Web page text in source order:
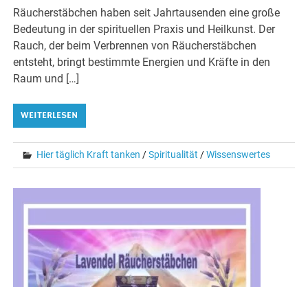
Räucherstäbchen haben seit Jahrtausenden eine große
Bedeutung in der spirituellen Praxis und Heilkunst. Der
Rauch, der beim Verbrennen von Räucherstäbchen
entsteht, bringt bestimmte Energien und Kräfte in den
Raum und […]
WEITERLESEN
Hier täglich Kraft tanken /Spiritualität /Wissenswertes